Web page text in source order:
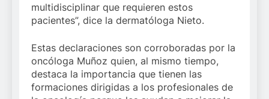
multidisciplinar que requieren estos
pacientes”, dice la dermatóloga Nieto.
Estas declaraciones son corroboradas por la
oncóloga Muñoz quien, al mismo tiempo,
destaca la importancia que tienen las
formaciones dirigidas a los profesionales de